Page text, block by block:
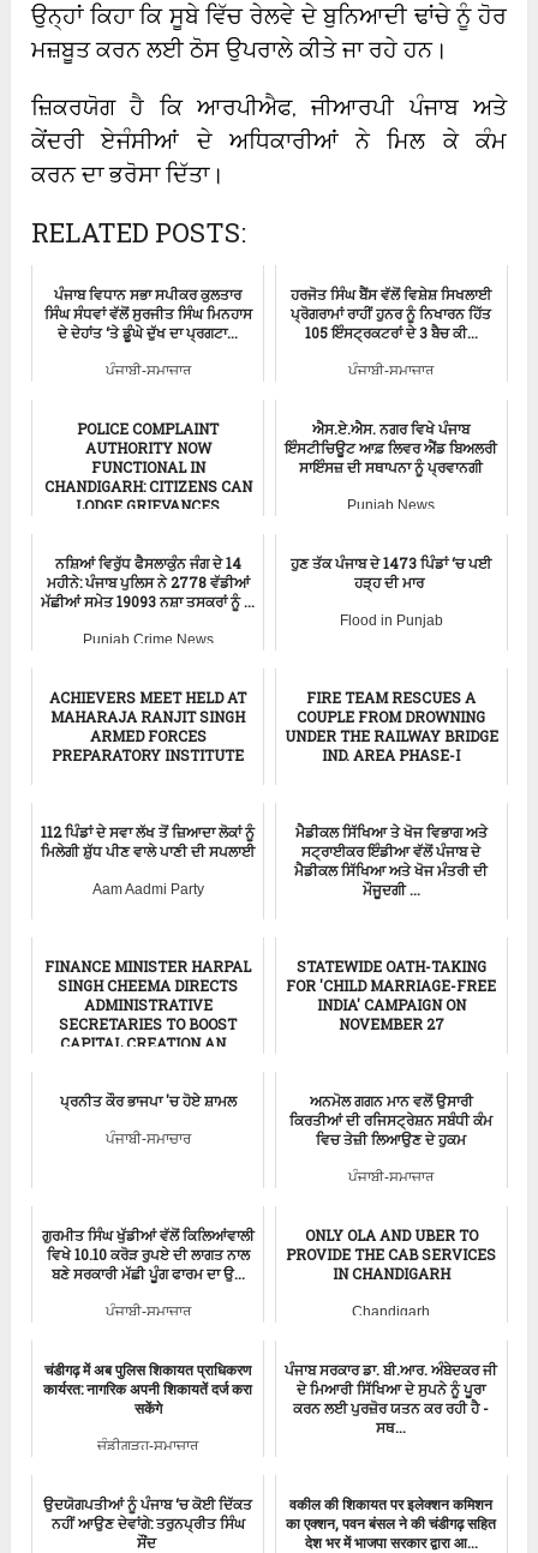
ਉਨ੍ਹਾਂ ਕਿਹਾ ਕਿ ਸੂਬੇ ਵਿੱਚ ਰੇਲਵੇ ਦੇ ਬੁਨਿਆਦੀ ਢਾਂਚੇ ਨੂੰ ਹੋਰ
ਮਜ਼ਬੂਤ ਕਰਨ ਲਈ ਠੋਸ ਉਪਰਾਲੇ ਕੀਤੇ ਜਾ ਰਹੇ ਹਨ।
ਜ਼ਿਕਰਯੋਗ ਹੈ ਕਿ ਆਰਪੀਐਫ, ਜੀਆਰਪੀ ਪੰਜਾਬ ਅਤੇ
ਕੇਂਦਰੀ ਏਜੰਸੀਆਂ ਦੇ ਅਧਿਕਾਰੀਆਂ ਨੇ ਮਿਲ ਕੇ ਕੰਮ
ਕਰਨ ਦਾ ਭਰੋਸਾ ਦਿੱਤਾ।
RELATED POSTS:
ਪੰਜਾਬ ਵਿਧਾਨ ਸਭਾ ਸਪੀਕਰ ਕੁਲਤਾਰ
ਸਿੰਘ ਸੰਧਵਾਂ ਵੱਲੋਂ ਸੁਰਜੀਤ ਸਿੰਘ ਮਿਨਹਾਸ
ਦੇ ਦੇਹਾਂਤ ‘ਤੇ ਡੂੰਘੇ ਦੁੱਖ ਦਾ ਪ੍ਰਗਟਾ...
ਪੰਜਾਬੀ-ਸਮਾਚਾਰ
ਹਰਜੋਤ ਸਿੰਘ ਬੈਂਸ ਵੱਲੋਂ ਵਿਸ਼ੇਸ਼ ਸਿਖਲਾਈ
ਪ੍ਰੋਗਰਾਮਾਂ ਰਾਹੀਂ ਹੁਨਰ ਨੂੰ ਨਿਖਾਰਨ ਹਿੱਤ
105 ਇੰਸਟ੍ਰਕਟਰਾਂ ਦੇ 3 ਬੈਚ ਕੀ...
ਪੰਜਾਬੀ-ਸਮਾਚਾਰ
POLICE COMPLAINT
AUTHORITY NOW
FUNCTIONAL IN
CHANDIGARH: CITIZENS CAN
LODGE GRIEVANCES
ਐਸ.ਏ.ਐਸ. ਨਗਰ ਵਿਖੇ ਪੰਜਾਬ
ਇੰਸਟੀਚਿਊਟ ਆਫ਼ ਲਿਵਰ ਐਂਡ ਬਿਅਲਰੀ
ਸਾਇੰਸਜ਼ ਦੀ ਸਥਾਪਨਾ ਨੂੰ ਪ੍ਰਵਾਨਗੀ
Punjab News
ਨਸ਼ਿਆਂ ਵਿਰੁੱਧ ਫੈਸਲਾਕੁੰਨ ਜੰਗ ਦੇ 14
ਮਹੀਨੇ: ਪੰਜਾਬ ਪੁਲਿਸ ਨੇ 2778 ਵੱਡੀਆਂ
ਮੱਛੀਆਂ ਸਮੇਤ 19093 ਨਸ਼ਾ ਤਸਕਰਾਂ ਨੂੰ ...
Punjab Crime News
ਹੁਣ ਤੱਕ ਪੰਜਾਬ ਦੇ 1473 ਪਿੰਡਾਂ ‘ਚ ਪਈ
ਹੜ੍ਹ ਦੀ ਮਾਰ
Flood in Punjab
ACHIEVERS MEET HELD AT
MAHARAJA RANJIT SINGH
ARMED FORCES
PREPARATORY INSTITUTE
FIRE TEAM RESCUES A
COUPLE FROM DROWNING
UNDER THE RAILWAY BRIDGE
IND. AREA PHASE-I
112 ਪਿੰਡਾਂ ਦੇ ਸਵਾ ਲੱਖ ਤੋਂ ਜ਼ਿਆਦਾ ਲੋਕਾਂ ਨੂੰ
ਮਿਲੇਗੀ ਸ਼ੁੱਧ ਪੀਣ ਵਾਲੇ ਪਾਣੀ ਦੀ ਸਪਲਾਈ
Aam Aadmi Party
ਮੈਡੀਕਲ ਸਿੱਖਿਆ ਤੇ ਖੋਜ ਵਿਭਾਗ ਅਤੇ
ਸਟ੍ਰਾਈਕਰ ਇੰਡੀਆ ਵੱਲੋਂ ਪੰਜਾਬ ਦੇ
ਮੈਡੀਕਲ ਸਿੱਖਿਆ ਅਤੇ ਖੋਜ ਮੰਤਰੀ ਦੀ
ਮੌਜੂਦਗੀ ...
FINANCE MINISTER HARPAL
SINGH CHEEMA DIRECTS
ADMINISTRATIVE
SECRETARIES TO BOOST
CAPITAL CREATION AN...
STATEWIDE OATH-TAKING
FOR 'CHILD MARRIAGE-FREE
INDIA' CAMPAIGN ON
NOVEMBER 27
ਪ੍ਰਨੀਤ ਕੌਰ ਭਾਜਪਾ 'ਚ ਹੋਏ ਸ਼ਾਮਲ
ਪੰਜਾਬੀ-ਸਮਾਚਾਰ
ਅਨਮੋਲ ਗਗਨ ਮਾਨ ਵਲੋਂ ਉਸਾਰੀ
ਕਿਰਤੀਆਂ ਦੀ ਰਜਿਸਟ੍ਰੇਸ਼ਨ ਸਬੰਧੀ ਕੰਮ
ਵਿਚ ਤੇਜ਼ੀ ਲਿਆਉਣ ਦੇ ਹੁਕਮ
ਪੰਜਾਬੀ-ਸਮਾਚਾਰ
ਗੁਰਮੀਤ ਸਿੰਘ ਖੁੱਡੀਆਂ ਵੱਲੋਂ ਕਿਲਿਆਂਵਾਲੀ
ਵਿਖੇ 10.10 ਕਰੋੜ ਰੁਪਏ ਦੀ ਲਾਗਤ ਨਾਲ
ਬਣੇ ਸਰਕਾਰੀ ਮੱਛੀ ਪੂੰਗ ਫਾਰਮ ਦਾ ਉ...
ਪੰਜਾਬੀ-ਸਮਾਚਾਰ
ONLY OLA AND UBER TO
PROVIDE THE CAB SERVICES
IN CHANDIGARH
Chandigarh
चंडीगढ़ में अब पुलिस शिकायत प्राधिकरण
कार्यरत: नागरिक अपनी शिकायतें दर्ज करा
सकेंगे
ਚੰਡੀਗੜ੍ਹ-ਸਮਾਚਾਰ
ਪੰਜਾਬ ਸਰਕਾਰ ਡਾ. ਬੀ.ਆਰ. ਅੰਬੇਦਕਰ ਜੀ
ਦੇ ਮਿਆਰੀ ਸਿੱਖਿਆ ਦੇ ਸੁਪਨੇ ਨੂੰ ਪੂਰਾ
ਕਰਨ ਲਈ ਪੁਰਜ਼ੋਰ ਯਤਨ ਕਰ ਰਹੀ ਹੈ -
ਸਥ...
ਉਦਯੋਗਪਤੀਆਂ ਨੂੰ ਪੰਜਾਬ ‘ਚ ਕੋਈ ਦਿੱਕਤ
ਨਹੀਂ ਆਉਣ ਦੇਵਾਂਗੇ: ਤਰੁਨਪ੍ਰੀਤ ਸਿੰਘ
ਸੌਂਦ
वकील की शिकायत पर इलेक्शन कमिशन
का एक्शन, पवन बंसल ने की चंडीगढ़ सहित
देश भर में भाजपा सरकार द्वारा आ...